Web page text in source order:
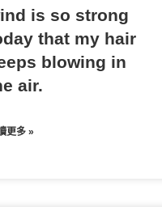
is so strong
that my hair
blowing in
air.
更多 »